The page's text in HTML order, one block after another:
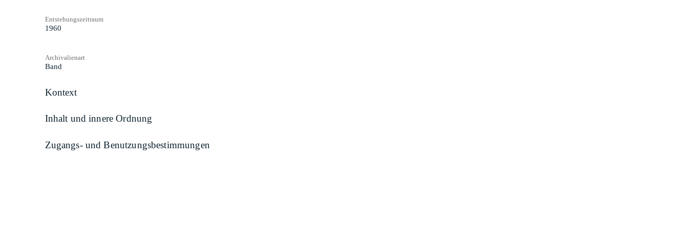
Entstehungszeitraum
1960
Archivalienart
Band
Kontext
Inhalt und innere Ordnung
Zugangs- und Benutzungsbestimmungen